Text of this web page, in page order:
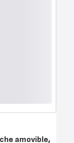
amovible,